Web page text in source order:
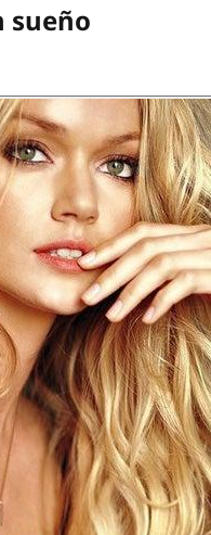
sueño